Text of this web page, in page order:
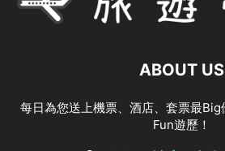
ABOUT US
每日為您送上機票、酒店、套票最
Fun遊歷！